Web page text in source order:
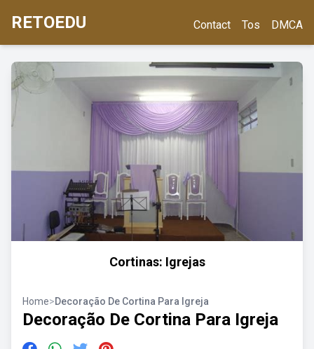
RETOEDU Contact Tos DMCA
Cortinas: Igrejas
Home>Decoração De Cortina Para Igreja
Decoração De Cortina Para Igreja